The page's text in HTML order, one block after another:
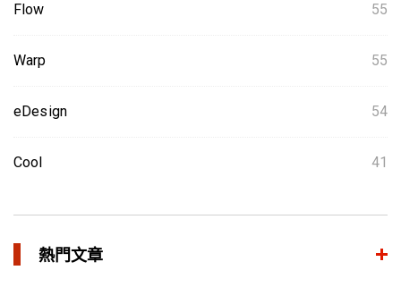
Flow 55
Warp 55
eDesign 54
Cool 41
熱門文章